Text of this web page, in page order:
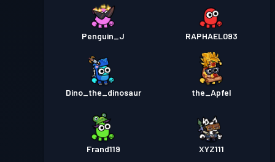
Penguin_J RAPHAEL093
Dino_the_dinosaur the_Apfel
Frand119 XYZ111